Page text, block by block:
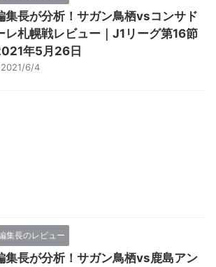
集長が分析！サガン鳥栖vsコンサド
レ札幌戦レビュー｜J1リーグ第16節
年5月26日
2021/6/4
集長のレビュー
集長が分析！サガン鳥栖vs鹿島アン